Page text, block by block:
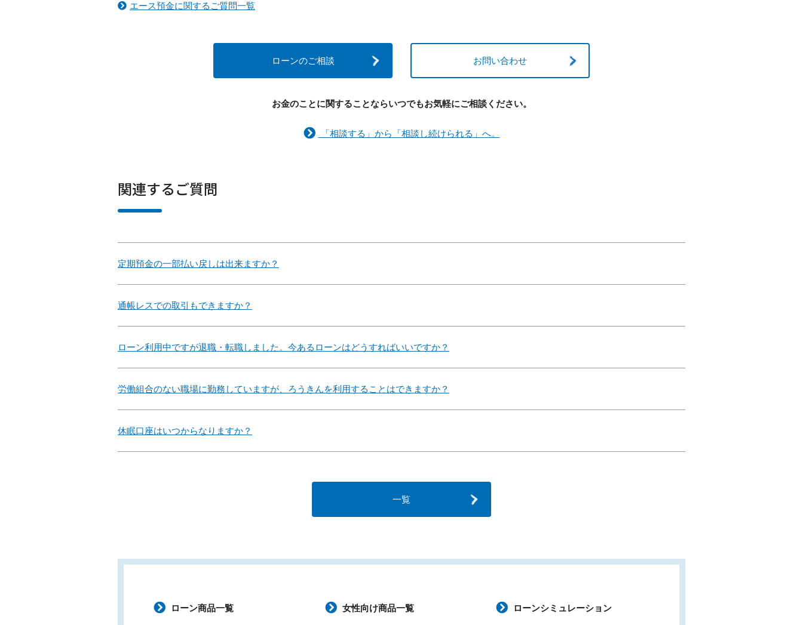
エース預金に関するご質問一覧
ローンのご相談 お問い合わせ
お金のことに関することならいつでもお気軽にご相談ください。
「相談する」から「相談し続けられる」へ。
関連するご質問
定期預金の一部払い戻しは出来ますか？
通帳レスでの取引もできますか？
ローン利用中ですが退職・転職しました。今あるローンはどうすればいいですか？
労働組合のない職場に勤務していますが、ろうきんを利用することはできますか？
休眠口座はいつからなりますか？
一覧
ローン商品一覧 女性向け商品一覧 ローンシミュレーション